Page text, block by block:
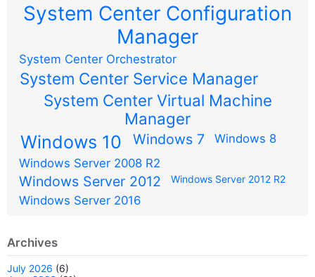
System Center Configuration
Manager
System Center Orchestrator
System Center Service Manager
System Center Virtual Machine
Manager
Windows 10 Windows 7
Windows 8
Windows Server 2008 R2
Windows Server 2012 Windows Server 2012 R2
Windows Server 2016
Archives
July 2026 (6)